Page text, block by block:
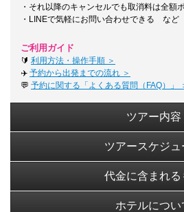
・それ以降のキャンセルでも取消料は全額
・LINEで気軽にお問い合わせできる など
ご利用ガイド
🔰 利用方法・操作手順 ＞
✈️ 予約から出発までの流れ ＞
💬 予約に関する「よくある質問（FAQ）」
ツアー内容
ツアースケジュ
代金に含まれる
ホテルについ